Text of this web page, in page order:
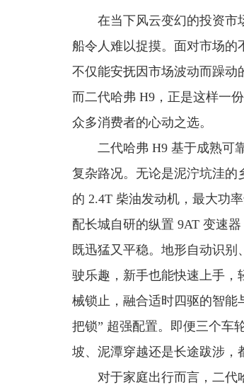
在当下风云变幻的投资市
船令人难以捉摸。面对市场的
不仅能安抚因市场波动而躁动
而二代哈弗 H9，正是这样一
众多消费者的心动之选。
二代哈弗 H9 基于成熟可
复杂路况。无论是泥泞坑洼的
的 2.4T 柴油发动机，最大功
配长城自研的纵置 9AT 变速
既迅猛又平稳。地形自动识
驶乐趣，新手也能快速上手，
械锁止，融合适时四驱的智能
把锁” 超强配置。即便三个车
坡、泥潭穿越还是长途跋涉，
对于家庭出行而言，二代